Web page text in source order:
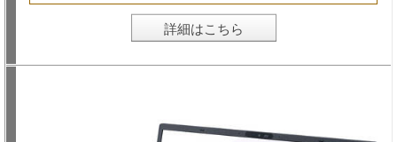
詳細はこちら